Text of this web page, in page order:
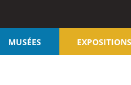
MUSÉES EXPOSITIONS